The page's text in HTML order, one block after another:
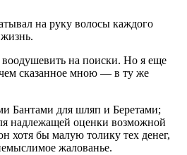
на руку волосы каждого
на поиски. Но я еще
сказанное мною — в ту же
Бантами для шляп и Беретами;
надлежащей оценки возможной
хотя бы малую толику тех денег,
жалованье.